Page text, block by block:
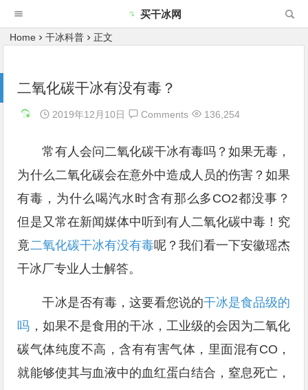
买干冰网
Home 干冰科普 正文
二氧化碳干冰有没有毒？
2019年12月10日 Comments 136,254
常有人会问二氧化碳干冰有毒吗？如果无毒，
为什么二氧化碳会在意外中造成人员的伤害？如果
有毒，为什么喝汽水时含有那么多CO2都没事？
但是又常在新闻媒体中听到有人二氧化碳中毒！究
竟二氧化碳干冰有没有毒呢？我们看一下安徽瑶杰
干冰厂专业人士解答。
干冰是否有毒，这要看您说的干冰是食品级的
吗 ，如果不是食用的干冰，工业级的会因为二氧化
碳气体纯度不高，含有有害气体，里面混有CO，
就能够使其与血液中的血红蛋白结合，窒息死亡，